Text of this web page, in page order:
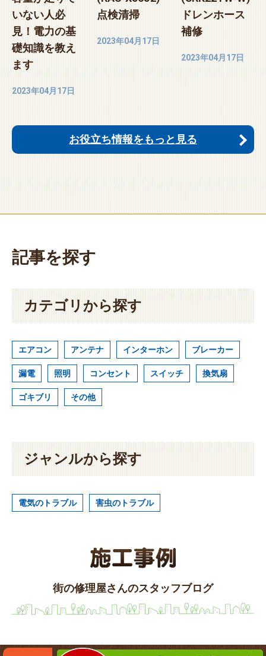
いない人必
見！電力の基
礎知識を教え
ます
2023年04月17日
点検清掃
2023年04月17日
ドレンホース
補修
2023年04月17日
お役立ち情報をもっと見る
記事を探す
カテゴリから探す
エアコン アンテナ インターホン ブレーカー
漏電 照明 コンセント スイッチ 換気扇
ゴキブリ その他
ジャンルから探す
電気のトラブル 害虫のトラブル
街の修理屋さんのスタッフブログ